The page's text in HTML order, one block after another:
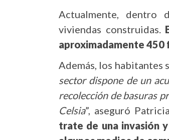
Actualmente, dentro
viviendas construidas.
aproximadamente 450
Además, los habitantes
sector dispone de un
recolección de basuras
Celsia”, aseguró
trate de una invasión